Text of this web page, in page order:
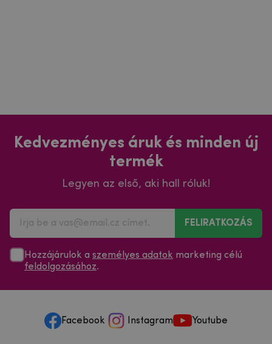
Kedvezményes áruk és minden új
termék
Legyen az első, aki hall róluk!
FELIRATKOZÁS
Hozzájárulok a személyes adatok marketing célú
feldolgozásához.
Facebook Instagram Youtube